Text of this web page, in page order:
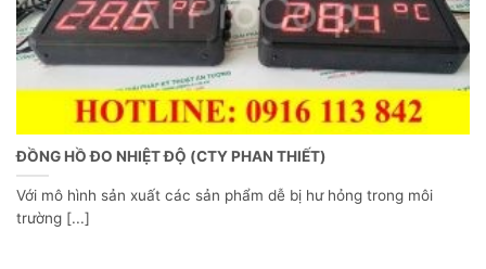
ĐỒNG HỒ ĐO NHIỆT ĐỘ (CTY PHAN THIẾT)
Với mô hình sản xuất các sản phẩm dễ bị hư hỏng trong môi
trường [...]